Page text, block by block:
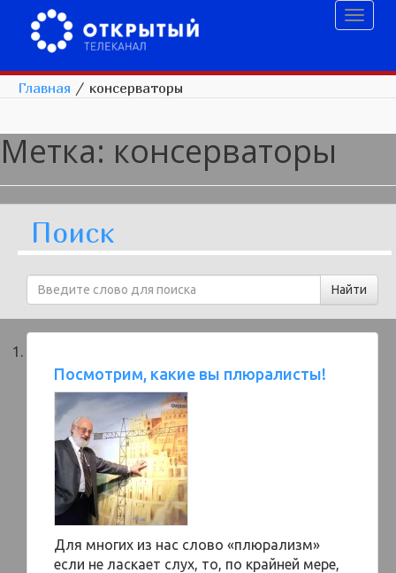
Главная / консерваторы
Метка: консерваторы
Поиск
Посмотрим, какие вы плюралисты!
Для многих из нас слово «плюрализм»
если не ласкает слух, то, по крайней мере,